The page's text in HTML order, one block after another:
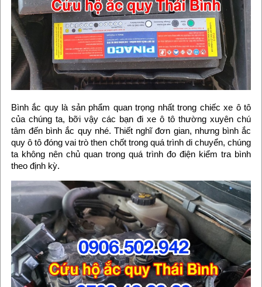
Bình ắc quy là sản phẩm quan trọng nhất trong chiếc xe ô tô
của chúng ta, bỡi vậy các bạn đi xe ô tô thường xuyên chú
tâm đến bình ắc quy nhé. Thiết nghĩ đơn gian, nhưng bình ắc
quy ô tô đóng vai trò then chốt trong quá trình di chuyển, chúng
ta không nên chủ quan trong quá trình đo điện kiểm tra bình
theo định kỳ.